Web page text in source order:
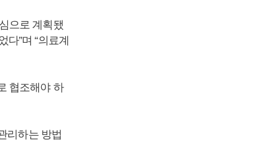
으로 계획됐
다”며 “의료계
협조해야 하
리하는 방법